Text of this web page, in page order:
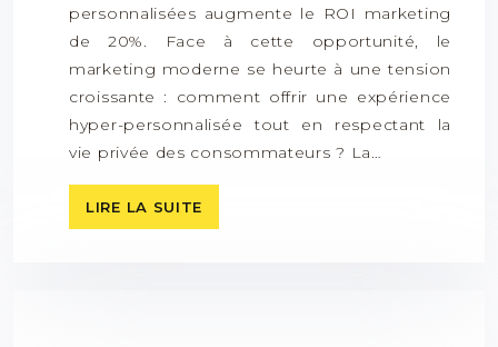
personnalisées augmente le ROI marketing
de 20%. Face à cette opportunité, le
marketing moderne se heurte à une tension
croissante : comment offrir une expérience
hyper-personnalisée tout en respectant la
vie privée des consommateurs ? La…
LIRE LA SUITE